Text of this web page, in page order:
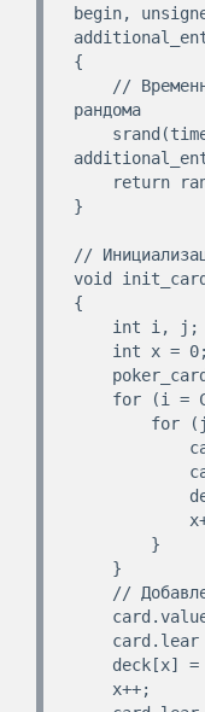
begin,
{
рандома
}
//
void
{